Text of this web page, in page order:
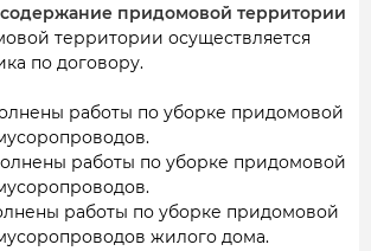
содержание придомовой территории
территории осуществляется
по договору.
работы по уборке придомовой
работы по уборке придомовой
работы по уборке придомовой
жилого дома.